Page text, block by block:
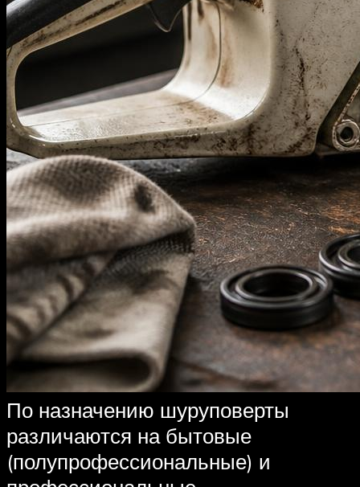
По назначению шуруповерты
различаются на бытовые
(полупрофессиональные) и